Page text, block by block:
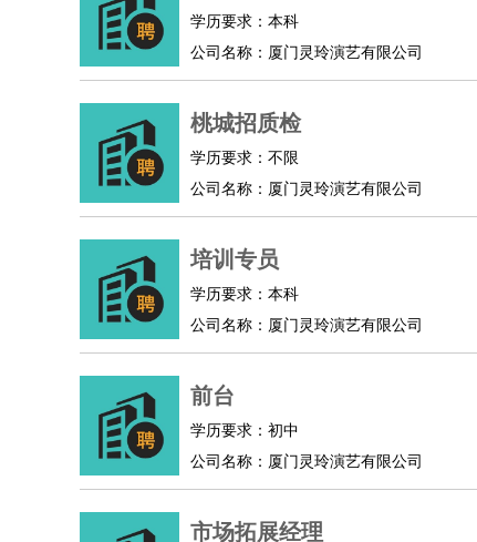
学历要求：本科
公司名称：厦门灵玲演艺有限公司
桃城招质检
学历要求：不限
公司名称：厦门灵玲演艺有限公司
培训专员
学历要求：本科
公司名称：厦门灵玲演艺有限公司
前台
学历要求：初中
公司名称：厦门灵玲演艺有限公司
市场拓展经理